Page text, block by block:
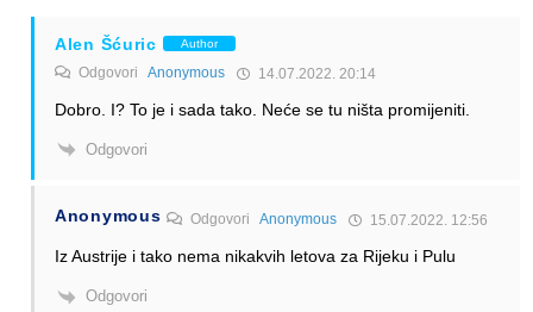
Alen Šćuric Author
Odgovori Anonymous 14.07.2022. 20:14
Dobro. I? To je i sada tako. Neće se tu ništa promijeniti.
Odgovori
Anonymous OdgovoriAnonymous 15.07.2022. 12:56
Iz Austrije i tako nema nikakvih letova za Rijeku i Pulu
Odgovori